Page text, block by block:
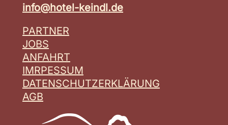
info@hotel-keindl.de
PARTNER
JOBS
ANFAHRT
IMRPESSUM
DATENSCHUTZERKLÄRUNG
AGB